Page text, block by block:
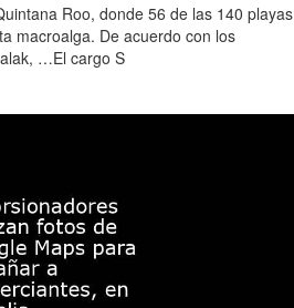
Roo, donde 56 de las 140 playas
macroalga. De acuerdo con los
…El cargo S